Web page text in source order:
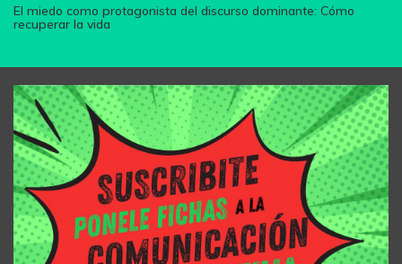
El miedo como protagonista del discurso dominante: Cómo
recuperar la vida